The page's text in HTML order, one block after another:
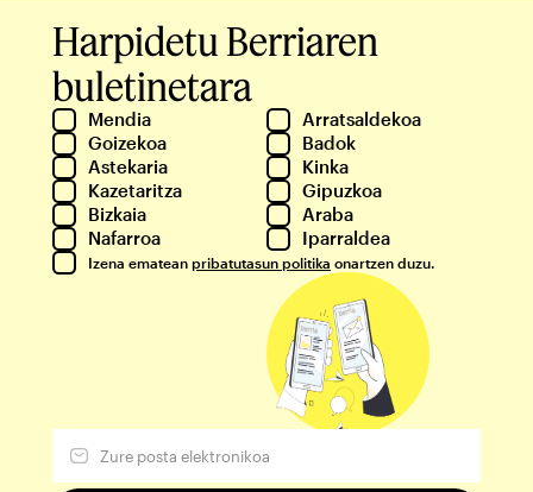
Harpidetu Berriaren
buletinetara
Mendia
Arratsaldekoa
Goizekoa
Badok
Astekaria
Kinka
Kazetaritza
Gipuzkoa
Bizkaia
Araba
Nafarroa
Iparraldea
Izena ematean pribatutasun politika onartzen duzu.